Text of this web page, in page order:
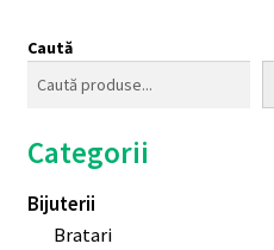
Caută
Categorii
Bijuterii
Bratari